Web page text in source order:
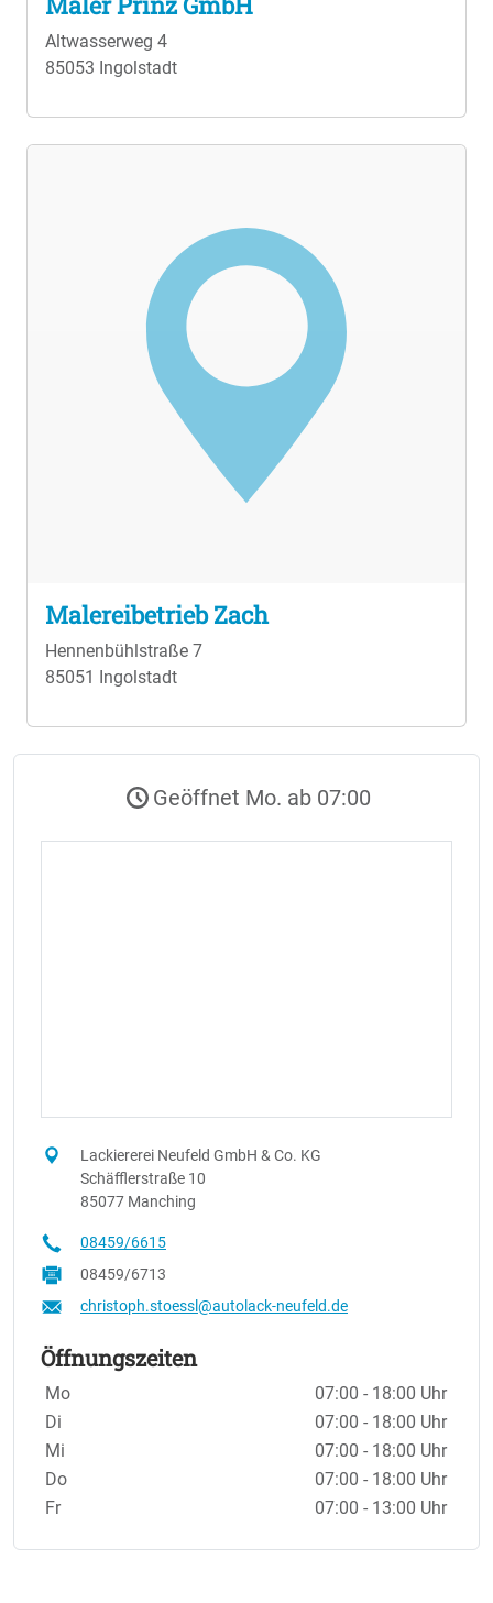
Altwasserweg 4
85053 Ingolstadt
Malereibetrieb Zach
Hennenbühlstraße 7
85051 Ingolstadt
Geöffnet Mo. ab 07:00
Lackiererei Neufeld GmbH & Co. KG
Schäfflerstraße 10
85077 Manching
08459/6615
08459/6713
christoph.stoessl@autolack-neufeld.de
Öffnungszeiten
Wochentage / Monate
Öffnungszeiten / Hinweise
Mo
07:00 - 18:00 Uhr
Di
07:00 - 18:00 Uhr
Mi
07:00 - 18:00 Uhr
Do
07:00 - 18:00 Uhr
Fr
07:00 - 13:00 Uhr